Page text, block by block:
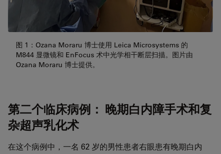
图 1：Ozana Moraru 博士使用 Leica Microsystems 的
M844 显微镜和 EnFocus 术中光学相干断层扫描。图片由
Ozana Moraru 博士提供。
第二个临床病例： 晚期白内障手术和复
杂超声乳化术
在这个病例中，一名 62 岁的男性患者右眼患有晚期白内